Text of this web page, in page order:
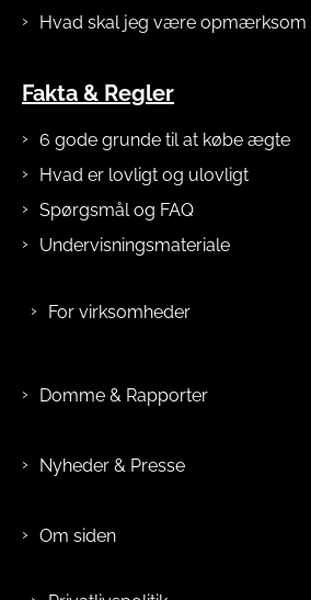
Fakta & Regler
Hvad er lovligt og ulovligt
Spørgsmål og FAQ
Undervisningsmateriale
For virksomheder
Domme & Rapporter
Nyheder & Presse
Om siden
Privatlivspolitik